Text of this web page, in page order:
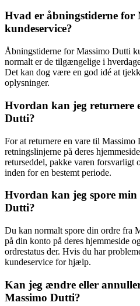
Hvad er åbningstiderne for
kundeservice?
Åbningstiderne for Massimo Dutti
normalt er de tilgængelige i
Det kan dog være en god idé at
oplysninger.
Hvordan kan jeg returnere
Dutti?
For at returnere en vare til
retningslinjerne på deres
returseddel, pakke varen forsvarligt
inden for en bestemt periode.
Hvordan kan jeg spore
Dutti?
Du kan normalt spore din ordre fra
på din konto på deres hjemmeside
ordrestatus der. Hvis du har
kundeservice for hjælp.
Kan jeg ændre eller
Massimo Dutti?